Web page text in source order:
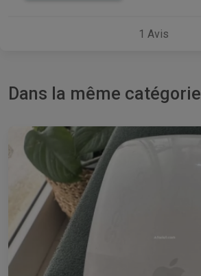
1 Avis
Dans la même catégorie